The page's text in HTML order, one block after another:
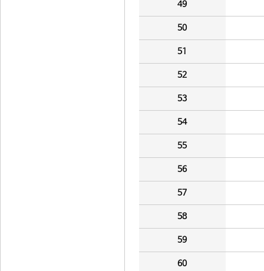
49
50
51
52
53
54
55
56
57
58
59
60